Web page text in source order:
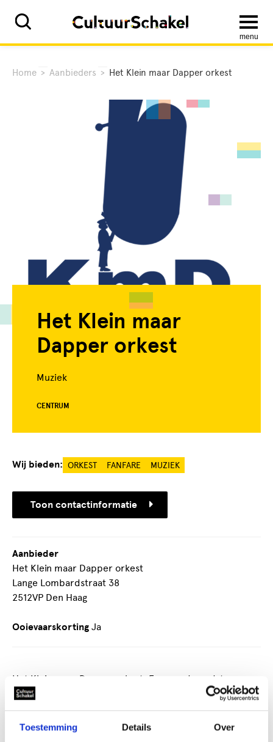
Toestemming Details Over
menu
Home > Aanbieders > Het Klein maar Dapper orkest
Het Klein maar
Dapper orkest
Muziek
CENTRUM
Het Klein maar Dapper orkest: Een van de oudste en
gezelligste fanfare in Den Haag!
maar Dapper mensen samen, ongeacht op welk niveau
Wij bieden: ORKEST FANFARE MUZIEK
Toon contactinformatie
Aanbieder
Het Klein maar Dapper orkest
Lange Lombardstraat 38
2512VP Den Haag
Ooievaarskorting Ja